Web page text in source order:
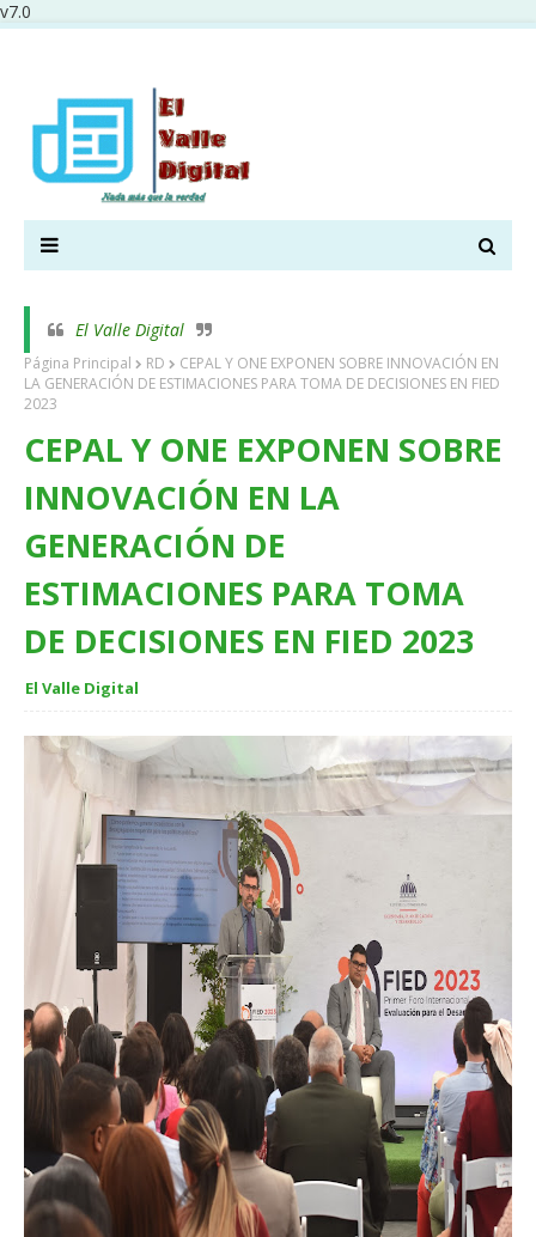
v7.0
El Valle Digital
Página Principal RD
CEPAL Y ONE EXPONEN SOBRE INNOVACIÓN EN
LA GENERACIÓN DE ESTIMACIONES PARA TOMA DE DECISIONES EN FIED
2023
CEPAL Y ONE EXPONEN SOBRE
INNOVACIÓN EN LA
GENERACIÓN DE
ESTIMACIONES PARA TOMA
DE DECISIONES EN FIED 2023
El Valle Digital